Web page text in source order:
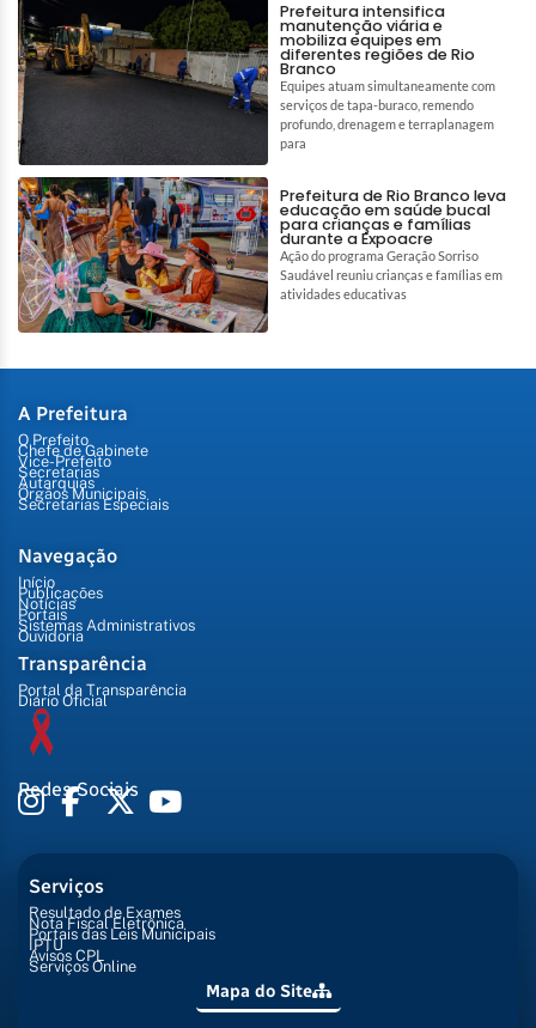
Prefeitura intensifica
manutenção viária e
mobiliza equipes em
diferentes regiões de Rio
Branco
Equipes atuam simultaneamente com
serviços de tapa-buraco, remendo
profundo, drenagem e terraplanagem
para
Prefeitura de Rio Branco leva
educação em saúde bucal
para crianças e famílias
durante a Expoacre
Ação do programa Geração Sorriso
Saudável reuniu crianças e famílias em
atividades educativas
A Prefeitura
O Prefeito
Chefe de Gabinete
Vice-Prefeito
Secretarias
Autarquias
Órgãos Municipais
Secretarias Especiais
Navegação
Início
Publicações
Notícias
Portais
Sistemas Administrativos
Ouvidoria
Transparência
Portal da Transparência
Diário Oficial
Redes Sociais
Serviços
Resultado de Exames
Nota Fiscal Eletrônica
Portais das Leis Municipais
IPTU
Avisos CPL
Serviços Online
Mapa do Site